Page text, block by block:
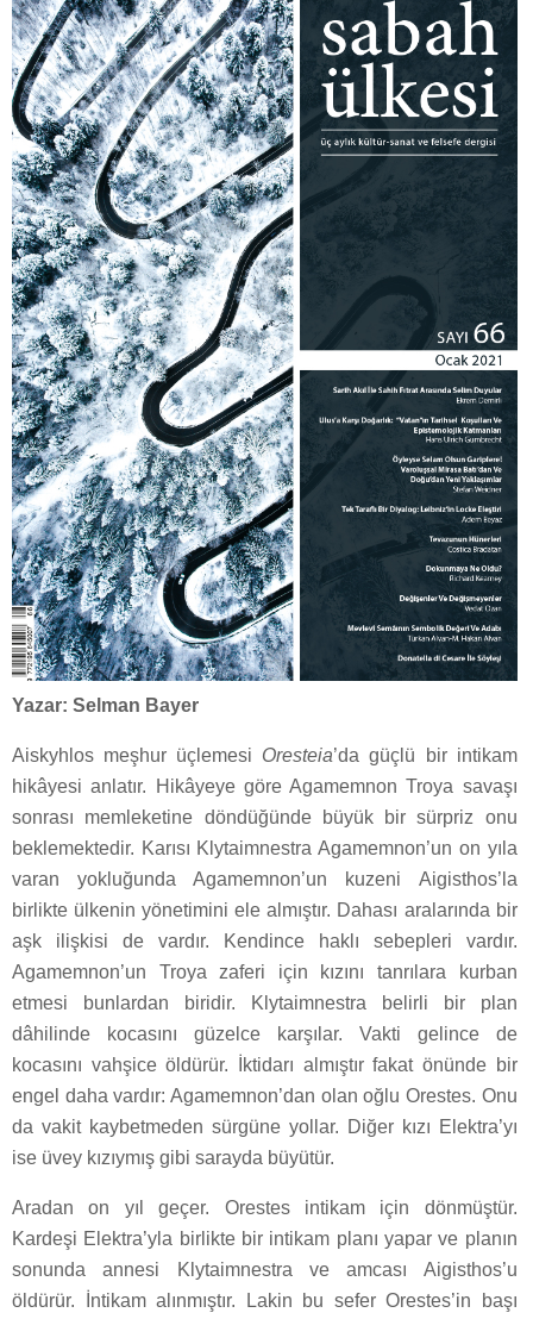
Yazar: Selman Bayer
Aiskyhlos meşhur üçlemesi Oresteia’da güçlü bir intikam
hikâyesi anlatır. Hikâyeye göre Agamemnon Troya savaşı
sonrası memleketine döndüğünde büyük bir sürpriz onu
beklemektedir. Karısı Klytaimnestra Agamemnon’un on yıla
varan yokluğunda Agamemnon’un kuzeni Aigisthos’la
birlikte ülkenin yönetimini ele almıştır. Dahası aralarında bir
aşk ilişkisi de vardır. Kendince haklı sebepleri vardır.
Agamemnon’un Troya zaferi için kızını tanrılara kurban
etmesi bunlardan biridir. Klytaimnestra belirli bir plan
dâhilinde kocasını güzelce karşılar. Vakti gelince de
kocasını vahşice öldürür. İktidarı almıştır fakat önünde bir
engel daha vardır: Agamemnon’dan olan oğlu Orestes. Onu
da vakit kaybetmeden sürgüne yollar. Diğer kızı Elektra’yı
ise üvey kızıymış gibi sarayda büyütür.
Aradan on yıl geçer. Orestes intikam için dönmüştür.
Kardeşi Elektra’yla birlikte bir intikam planı yapar ve planın
sonunda annesi Klytaimnestra ve amcası Aigisthos’u
öldürür. İntikam alınmıştır. Lakin bu sefer Orestes’in başı